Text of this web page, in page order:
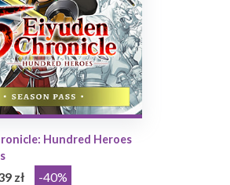
Hundred Heroes
zł -40%